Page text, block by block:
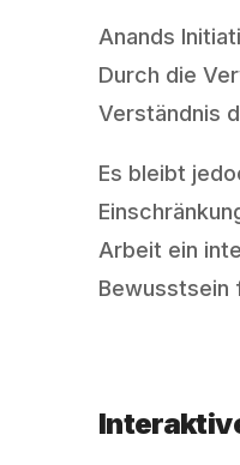
Anands
Durch die
Verständnis
Es bleibt
Arbeit ein
Bewusstsein